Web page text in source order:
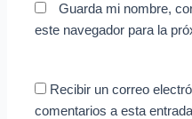
Guarda mi nombre,
este navegador para la
Recibir un correo
comentarios a esta